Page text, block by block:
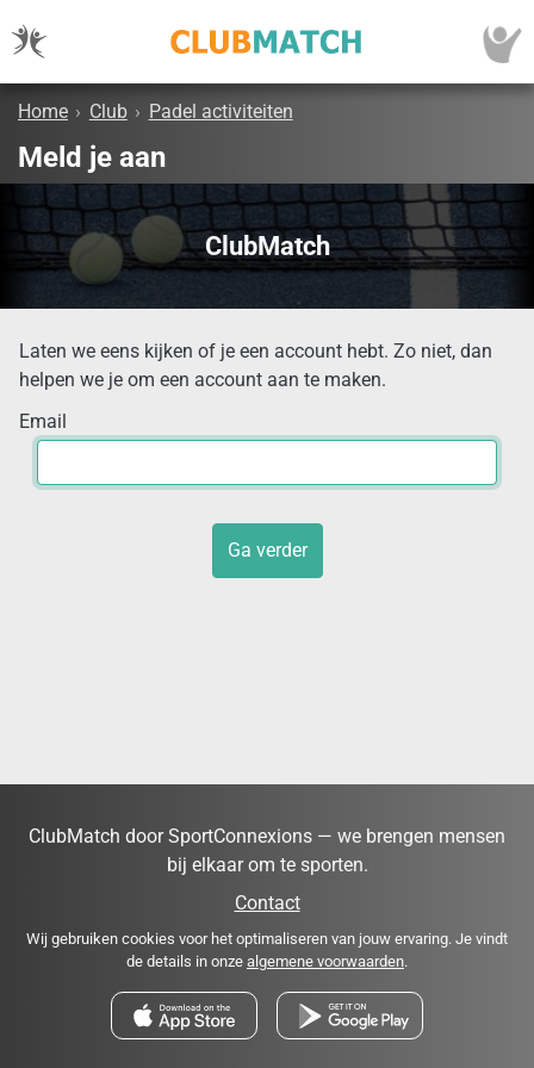
Home › Club › Padel activiteiten
Meld je aan
ClubMatch
Laten we eens kijken of je een account hebt. Zo niet, dan
helpen we je om een account aan te maken.
Email
Ga verder
ClubMatch door SportConnexions — we brengen mensen
bij elkaar om te sporten.
Contact
Wij gebruiken cookies voor het optimaliseren van jouw ervaring. Je vindt
de details in onze algemene voorwaarden.